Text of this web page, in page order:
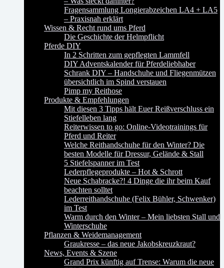
Fragensammlung Longierabzeichen LA4 + LA5
– Praxisnah erklärt
Wissen & Recht rund ums Pferd
Die Geschichte der Helmpflicht
Pferde DIY
In 2 Schritten zum gepflegten Lammfell
DIY Adventskalender für Pferdeliebhaber
Schrank DIY – Handschuhe und Fliegenmützen
übersichtlich im Spind verstauen
Pimp my Reithose
Produkte & Empfehlungen
Mit diesen 3 Tipps hält Euer Reißverschluss ein
Stiefelleben lang
Reiterwissen to go: Online-Videotrainings für
Pferd und Reiter
Welche Reithandschuhe für den Winter? Die
besten Modelle für Dressur, Gelände & Stall
5 Stiefelspanner im Test
Lederpflegeprodukte – Hot & Schrott
Neue Schabracke?! 4 Dinge die ihr beim Kauf
beachten solltet
Lederreithandschuhe (Felix Bühler, Schwenker)
im Test
Warm durch den Winter – Mein liebsten Stall und
Winterschuhe
Pflanzen & Weidemanagement
Graukresse – das neue Jakobskreuzkraut?
News, Events & Szene
Grand Prix künftig auf Trense: Warum die neue